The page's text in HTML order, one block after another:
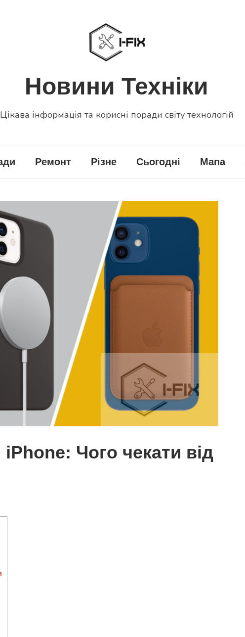
Новини Техніки
Цікава інформація та корисні поради світу технологій
Ремонт Різне Сьогодні Мапа
Чого чекати від